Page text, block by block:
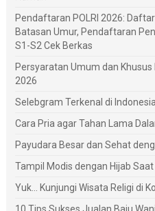
Pendaftaran POLRI 2026:
Batasan Umur, Pendaftaran
S1-S2 Cek Berkas
Persyaratan Umum dan
2026
Selebgram Terkenal di Indonesia
Cara Pria agar Tahan Lama
Payudara Besar dan Sehat
Tampil Modis dengan Hijab
Yuk... Kunjungi Wisata Religi di
10 Tips Sukses Jualan Baju